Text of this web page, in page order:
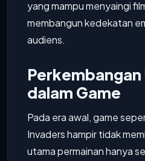
yang mampu menyaingi
membangun kedekatan
audiens.
dalam Game
Pada era awal, game
Invaders hampir tidak
utama permainan hanya